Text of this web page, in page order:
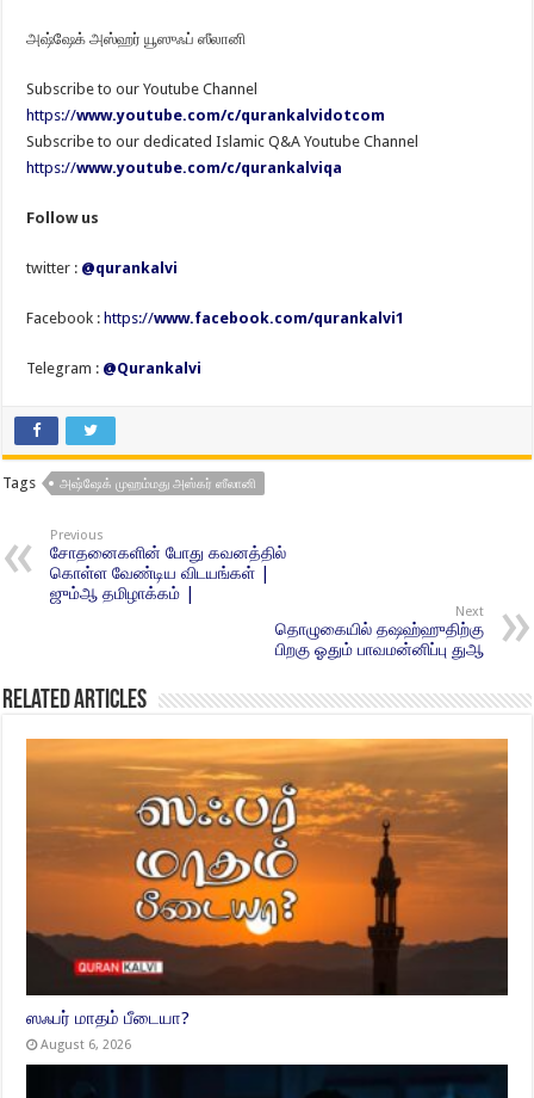
அஷ்ஷேக் அஸ்ஹர் யூஸுஃப் ஸீலானி
Subscribe to our Youtube Channel
https://www.youtube.com/c/qurankalvidotcom
Subscribe to our dedicated Islamic Q&A Youtube Channel
https://www.youtube.com/c/qurankalviqa
Follow us
twitter : @qurankalvi
Facebook : https://www.facebook.com/qurankalvi1
Telegram : @Qurankalvi
Tags அஷ்ஷேக் முஹம்மது அஸ்கர் ஸீலானி
Previous
சோதனைகளின் போது கவனத்தில்
கொள்ள வேண்டிய விடயங்கள் |
ஜும்ஆ தமிழாக்கம் |
Next
தொழுகையில் தஷஹ்ஹுதிற்கு
பிறகு ஓதும் பாவமன்னிப்பு துஆ
Related Articles
ஸஃபர் மாதம் பீடையா?
August 6, 2026